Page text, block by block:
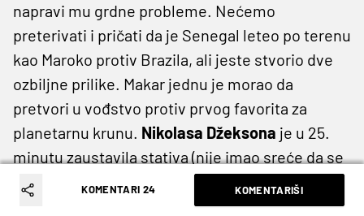
napravi mu grdne probleme. Nećemo
preterivati i pričati da je Senegal leteo po terenu
kao Maroko protiv Brazila, ali jeste stvorio dve
ozbiljne prilike. Makar jednu je morao da
pretvori u vođstvo protiv prvog favorita za
planetarnu krunu. Nikolasa Džeksona je u 25.
minutu zaustavila stativa (nije imao sreće da se
od Menjonovekopačke lopta odbije nazad u
mrežu), a u šestom minutu nadoknadeIsmaila
KOMENTARI 24 KOMENTARIŠI